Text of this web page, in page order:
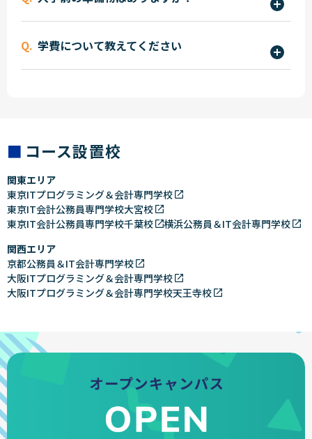
すが、終了時間は曜日によって異なります。月曜
日、金曜日は16:40までの4限授業、火曜日、木曜
日は12:40までの2限授業、水曜日は15:00までの3
コンの準備をお願いしています。
入学手続後に入学者へのお知らせ（専用サイト）
学費について教えてください
コース設置校
関東エリア
東京ITプログラミング＆会計専門学校
東京IT会計公務員専門学校大宮校
東京IT会計公務員専門学校千葉校
横浜公務員＆IT会計専門学校
関西エリア
京都公務員＆IT会計専門学校
大阪ITプログラミング＆会計専門学校
大阪ITプログラミング＆会計専門学校天王寺校